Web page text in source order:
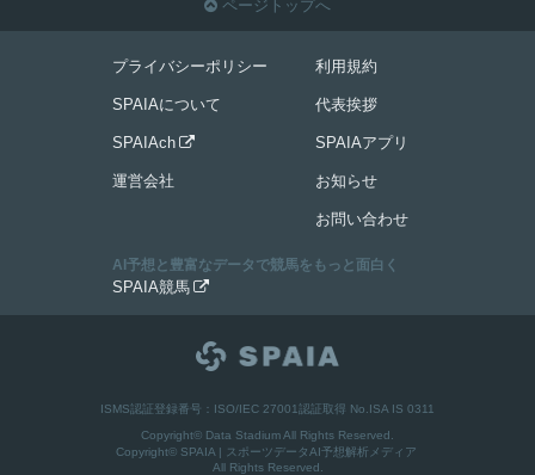
 ページトップへ
プライバシーポリシー
SPAIAについて
SPAIAch 
運営会社
利用規約
代表挨拶
SPAIAアプリ
お知らせ
お問い合わせ
AI予想と豊富なデータで競馬をもっと面白く
SPAIA競馬 
ISMS認証登録番号：ISO/IEC 27001認証取得 No.ISA IS 0311
Copyright© Data Stadium All Rights Reserved.
Copyright© SPAIA | スポーツデータAI予想解析メディア
All Rights Reserved.